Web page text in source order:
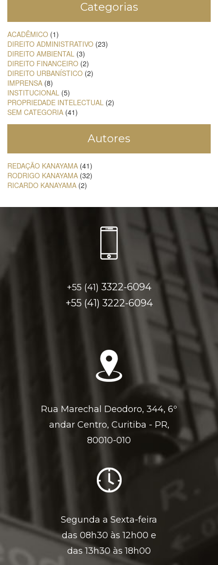
Categorias
ACADÊMICO (1)
DIREITO ADMINISTRATIVO (23)
DIREITO AMBIENTAL (3)
DIREITO FINANCEIRO (2)
DIREITO URBANÍSTICO (2)
IMPRENSA (8)
INSTITUCIONAL (5)
PROPRIEDADE INTELECTUAL (2)
SEM CATEGORIA (41)
Autores
REDAÇÃO KANAYAMA (41)
RODRIGO KANAYAMA (32)
RICARDO KANAYAMA (2)
+55 (41) 3322-6094
+55 (41) 3222-6094
Rua Marechal Deodoro, 344, 6º
andar Centro, Curitiba - PR,
80010-010
Segunda a Sexta-feira
das 08h30 às 12h00 e
das 13h30 às 18h00